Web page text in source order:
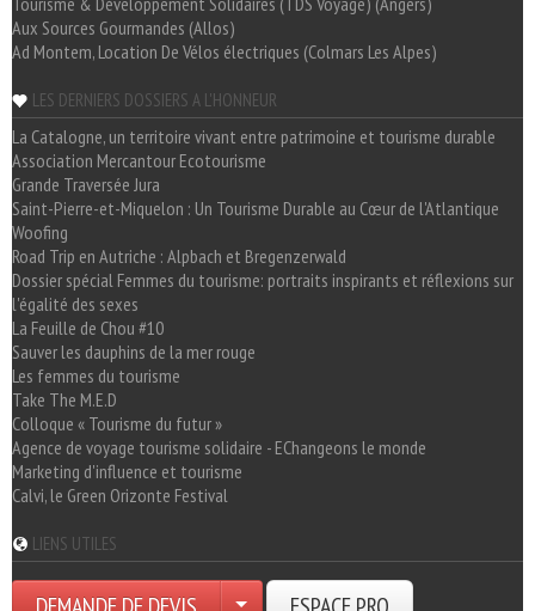
Aux Sources Gourmandes (Allos)
Ad Montem, Location De Vélos électriques (Colmars Les Alpes)
LES DERNIERS DOSSIERS A L'HONNEUR
La Catalogne, un territoire vivant entre patrimoine et tourisme durable
Association Mercantour Ecotourisme
Grande Traversée Jura
Saint-Pierre-et-Miquelon : Un Tourisme Durable au Cœur de l'Atlantique
Woofing
Road Trip en Autriche : Alpbach et Bregenzerwald
Dossier spécial Femmes du tourisme: portraits inspirants et réflexions sur
l'égalité des sexes
La Feuille de Chou #10
Sauver les dauphins de la mer rouge
Les femmes du tourisme
Take The M.E.D
Colloque « Tourisme du futur »
Agence de voyage tourisme solidaire - EChangeons le monde
Marketing d'influence et tourisme
Calvi, le Green Orizonte Festival
LIENS UTILES